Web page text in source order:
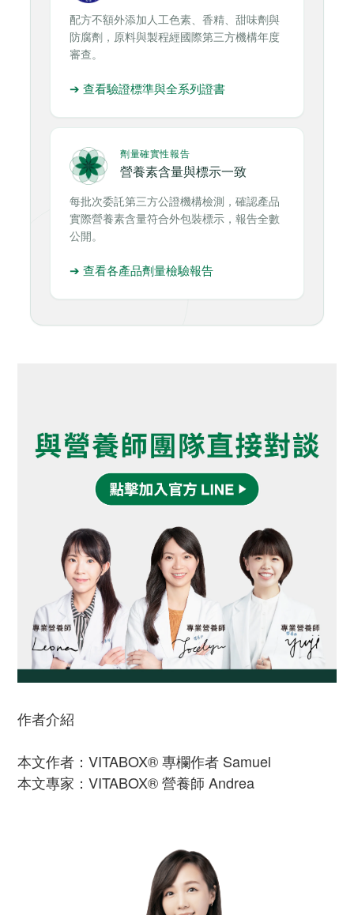
配方不額外添加人工色素、香精、甜味劑與
防腐劑，原料與製程經國際第三方機構年度
審查。
➔ 查看驗證標準與全系列證書
劑量確實性報告
營養素含量與標示一致
每批次委託第三方公證機構檢測，確認產品
實際營養素含量符合外包裝標示，報告全數
公開。
➔ 查看各產品劑量檢驗報告
作者介紹
本文作者：VITABOX® 專欄作者 Samuel
本文專家：VITABOX® 營養師 Andrea